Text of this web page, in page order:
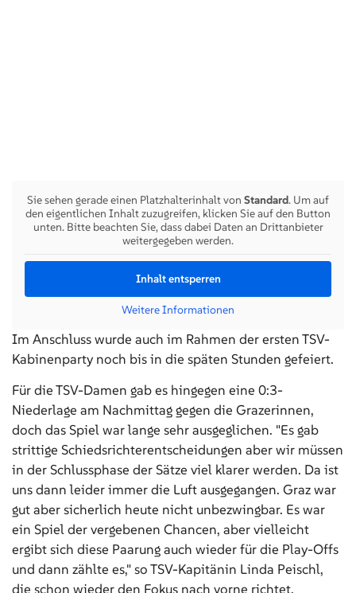
Sie sehen gerade einen Platzhalterinhalt von Standard. Um auf
den eigentlichen Inhalt zuzugreifen, klicken Sie auf den Button
unten. Bitte beachten Sie, dass dabei Daten an Drittanbieter
weitergegeben werden.
Inhalt entsperren
Weitere Informationen
Im Anschluss wurde auch im Rahmen der ersten TSV-
Kabinenparty noch bis in die späten Stunden gefeiert.
Für die TSV-Damen gab es hingegen eine 0:3-
Niederlage am Nachmittag gegen die Grazerinnen,
doch das Spiel war lange sehr ausgeglichen. "Es gab
strittige Schiedsrichterentscheidungen aber wir müssen
in der Schlussphase der Sätze viel klarer werden. Da ist
uns dann leider immer die Luft ausgegangen. Graz war
gut aber sicherlich heute nicht unbezwingbar. Es war
ein Spiel der vergebenen Chancen, aber vielleicht
ergibt sich diese Paarung auch wieder für die Play-Offs
und dann zählte es," so TSV-Kapitänin Linda Peischl,
die schon wieder den Fokus nach vorne richtet.